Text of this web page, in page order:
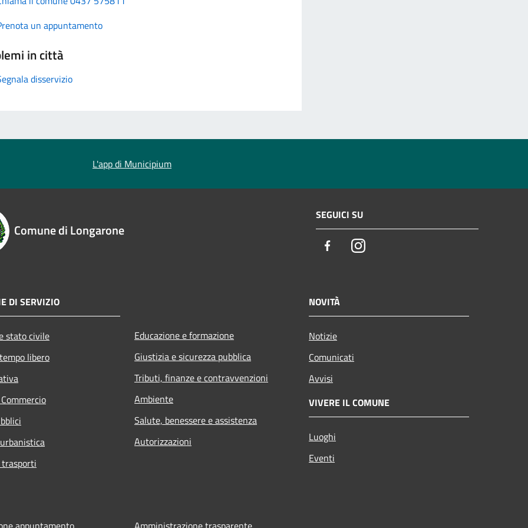
un appuntamento
in città
disservizio
L'app di Municipium
Comune di Longarone
SEGUICI SU
FacebookInstagram
DI SERVIZIO
stato civile
libero
Educazione e formazione
Giustizia e sicurezza pubblica
Tributi, finanze e contravvenzioni
Ambiente
Salute, benessere e assistenza
Autorizzazioni
NOVITÀ
Notizie
Comunicati
Avvisi
VIVERE IL COMUNE
Luoghi
Eventi